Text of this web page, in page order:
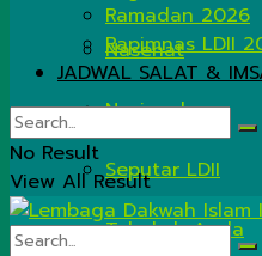
Nasehat
Nasional
Seputar LDII
Tahukah Anda
Ramadan 2026
Rapimnas LDII
JADWAL SALAT &
No Result
View All Result